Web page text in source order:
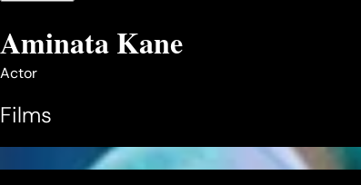
Aminata Kane
Actor
Films